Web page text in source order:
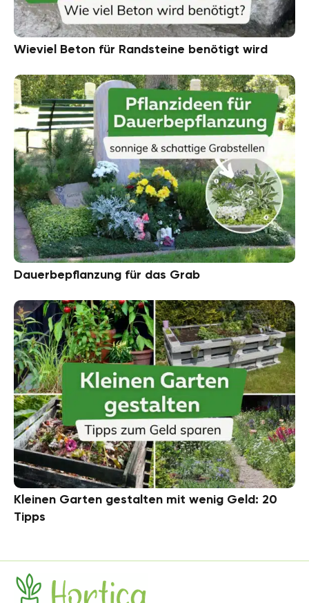
Wieviel Beton für Randsteine benötigt wird
Dauerbepflanzung für das Grab
Kleinen Garten gestalten mit wenig Geld: 20
Tipps